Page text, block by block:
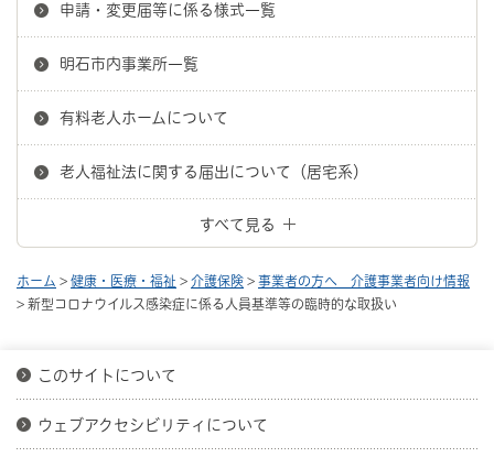
申請・変更届等に係る様式一覧
明石市内事業所一覧
有料老人ホームについて
老人福祉法に関する届出について（居宅系）
すべて見る
ホーム > 健康・医療・福祉 > 介護保険 > 事業者の方へ 介護事業者向け情報
> 新型コロナウイルス感染症に係る人員基準等の臨時的な取扱い
このサイトについて
ウェブアクセシビリティについて